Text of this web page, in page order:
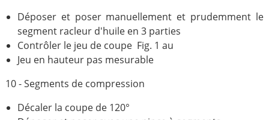
Déposer et poser manuellement et prudemment le
segment racleur d'huile en 3 parties
Contrôler le jeu de coupe Fig. 1 au
Jeu en hauteur pas mesurable
10 - Segments de compression
Décaler la coupe de 120°